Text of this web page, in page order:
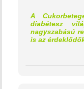
A
diabétesz
nagyszabású
is az